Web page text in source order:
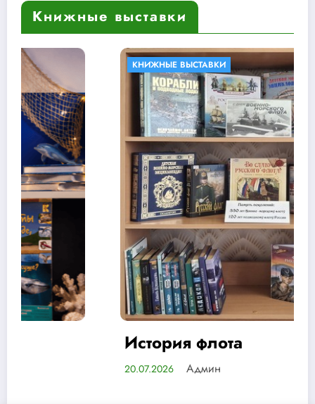
Книжные выставки
КНИЖНЫЕ ВЫСТАВКИ
История флота